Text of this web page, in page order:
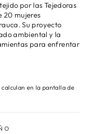
por las Tejedoras
20 mujeres
Su proyecto
ambiental y la
para enfrentar
en la pantalla de